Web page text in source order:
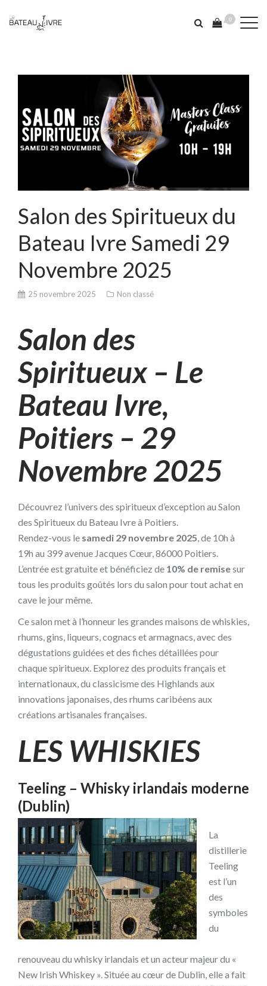
0
Salon des Spiritueux du
Bateau Ivre Samedi 29
Novembre 2025
25 novembre 2025 Non classé
Salon des
Spiritueux – Le
Bateau Ivre,
Poitiers – 29
Novembre 2025
Découvrez l’univers des spiritueux d’exception au Salon
des Spiritueux du Bateau Ivre à Poitiers.
Rendez-vous le samedi 29 novembre 2025, de 10h à
19h au 399 avenue Jacques Cœur, 86000 Poitiers.
L’entrée est gratuite et bénéficiez de 10% de remisesur
tous les produits goûtés lors du salon pour tout achat en
cave le jour même.
Ce salon met à l’honneur les grandes maisons de whiskies,
rhums, gins, liqueurs, cognacs et armagnacs, avec des
dégustations guidées et des fiches détaillées pour
chaque spiritueux. Explorez des produits français et
internationaux, du classicisme des Highlands aux
innovations japonaises, des rhums caribéens aux
créations artisanales françaises.
LES WHISKIES
Teeling – Whisky irlandais moderne
(Dublin)
La
distillerie
Teeling
est l’un
des
symboles
du
renouveau du whisky irlandais et un acteur majeur du «
New Irish Whiskey ». Située au cœur de Dublin, elle a fait